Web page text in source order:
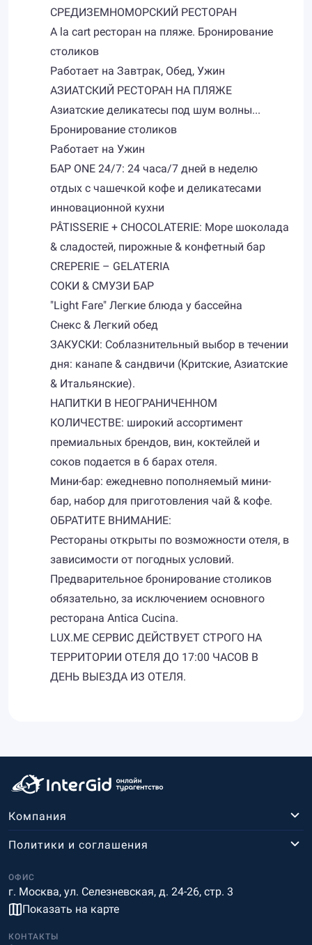
СРЕДИЗЕМНОМОРСКИЙ РЕСТОРАН
A la cart ресторан на пляже. Бронирование
столиков
Работает на Завтрак, Обед, Ужин
АЗИАТСКИЙ РЕСТОРАН НА ПЛЯЖЕ
Азиатские деликатесы под шум волны...
Бронирование столиков
Работает на Ужин
БАР ONE 24/7: 24 часа/7 дней в неделю
отдых с чашечкой кофе и деликатесами
инновационной кухни
PÂTISSERIE + CHOCOLATERIE: Море шоколада
& сладостей, пирожные & конфетный бар
CREPERIE – GELATERIA
СОКИ & СМУЗИ БАР
"Light Fare" Легкие блюда у бассейна
Снекс & Легкий обед
ЗАКУСКИ: Соблазнительный выбор в течении
дня: канапе & сандвичи (Критские, Азиатские
& Итальянские).
НАПИТКИ В НЕОГРАНИЧЕННОМ
КОЛИЧЕСТВЕ: широкий ассортимент
премиальных брендов, вин, коктейлей и
соков подается в 6 барах отеля.
Мини-бар: ежедневно пополняемый мини-
бар, набор для приготовления чай & кофе.
ОБРАТИТЕ ВНИМАНИЕ:
Рестораны открыты по возможности отеля, в
зависимости от погодных условий.
Предварительное бронирование столиков
обязательно, за исключением основного
ресторана Antica Cucina.
LUX.ME СЕРВИС ДЕЙСТВУЕТ СТРОГО НА
ТЕРРИТОРИИ ОТЕЛЯ ДО 17:00 ЧАСОВ В
ДЕНЬ ВЫЕЗДА ИЗ ОТЕЛЯ.
Компания
ОФИС
г. Москва, ул. Селезневская, д. 24-26, стр. 3
Показать на карте
Политики и соглашения
КОНТАКТЫ